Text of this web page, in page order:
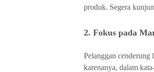
produk. Segera
2. Fokus pada
Pelanggan
karenanya, dalam